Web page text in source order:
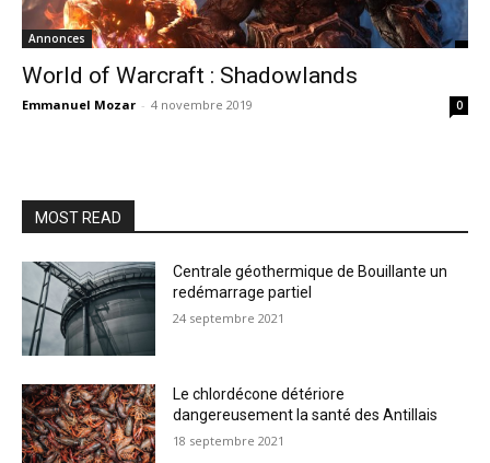
Annonces
World of Warcraft : Shadowlands
Emmanuel Mozar - 4 novembre 2019 0
MOST READ
Centrale géothermique de Bouillante un
redémarrage partiel
24 septembre 2021
Le chlordécone détériore
dangereusement la santé des Antillais
18 septembre 2021